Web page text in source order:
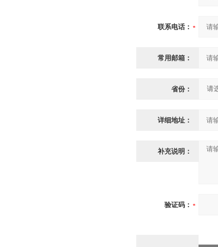
联系电话：
常用邮箱：
省份：
详细地址：
补充说明：
验证码：